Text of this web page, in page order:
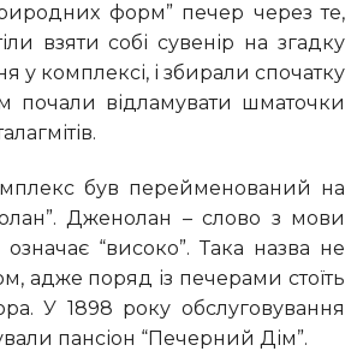
форм” печер через те,
взяти собі сувенір на згадку
у комплексі, і збирали спочатку
почали відламувати шматочки
Дженолан – слово з мови
“високо”. Така назва не
адже поряд із печерами стоїть
У 1898 року обслуговування
пансіон “Печерний Дім”.